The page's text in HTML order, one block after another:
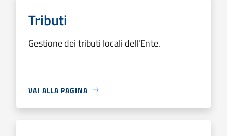
Tributi
Gestione dei tributi locali dell'Ente.
VAI ALLA PAGINA